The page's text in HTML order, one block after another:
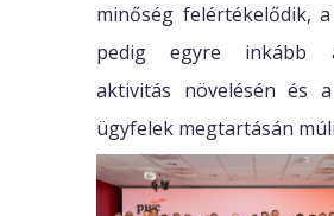
minőség felértékelődik,
pedig egyre inkább
aktivitás növelésén és
ügyfelek megtartásán